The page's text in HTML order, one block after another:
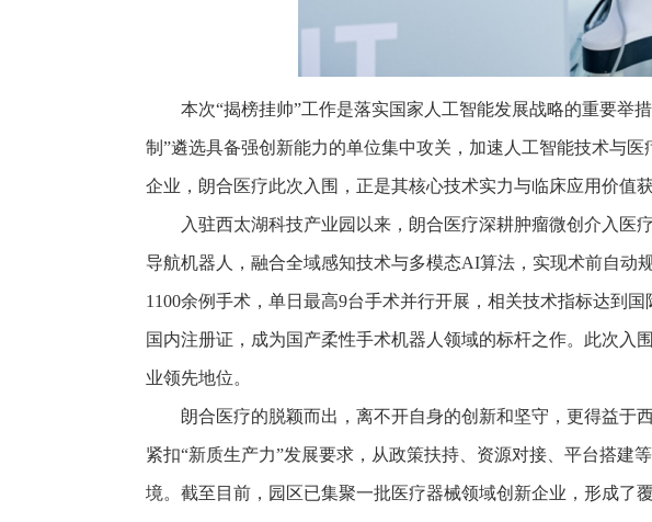
本次“揭榜挂帅”工作是落实国家人工智能发展战略的重要举
制”遴选具备强创新能力的单位集中攻关，加速人工智能技术与
企业，朗合医疗此次入围，正是其核心技术实力与临床应用价值
入驻西太湖科技产业园以来，朗合医疗深耕肿瘤微创介入
导航机器人，融合全域感知技术与多模态AI算法，实现术前自动
1100余例手术，单日最高9台手术并行开展，相关技术指标达到
国内注册证，成为国产柔性手术机器人领域的标杆之作。此次
业领先地位。
朗合医疗的脱颖而出，离不开自身的创新和坚守，更得益于
紧扣“新质生产力”发展要求，从政策扶持、资源对接、平台搭
境。截至目前，园区已集聚一批医疗器械领域创新企业，形成了